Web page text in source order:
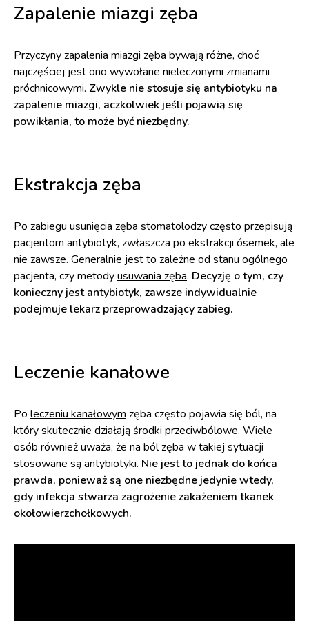
Zapalenie miazgi zęba
Przyczyny zapalenia miazgi zęba bywają różne, choć
najczęściej jest ono wywołane nieleczonymi zmianami
próchnicowymi. Zwykle nie stosuje się antybiotyku na
zapalenie miazgi, aczkolwiek jeśli pojawią się
powikłania, to może być niezbędny.
Ekstrakcja zęba
Po zabiegu usunięcia zęba stomatolodzy często przepisują
pacjentom antybiotyk, zwłaszcza po ekstrakcji ósemek, ale
nie zawsze. Generalnie jest to zależne od stanu ogólnego
pacjenta, czy metodyusuwania zęba. Decyzję o tym, czy
konieczny jest antybiotyk, zawsze indywidualnie
podejmuje lekarz przeprowadzający zabieg.
Leczenie kanałowe
Po leczeniu kanałowym zęba często pojawia się ból, na
który skutecznie działają środki przeciwbólowe. Wiele
osób również uważa, że na ból zęba w takiej sytuacji
stosowane są antybiotyki. Nie jest to jednak do końca
prawda, ponieważ są one niezbędne jedynie wtedy,
gdy infekcja stwarza zagrożenie zakażeniem tkanek
okołowierzchołkowych.